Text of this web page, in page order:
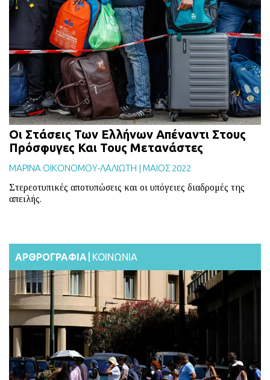
BLOG
ABOUT
ΕΠΙΚΟΙΝΩΝΙΑ
ΕΚΔΟΣΕΙΣ
Οι Στάσεις Των Ελλήνων Απέναντι Στους
Πρόσφυγες Και Τους Μετανάστες
ΜΑΡΙΝΑ ΟΙΚΟΝΟΜΟΥ-ΛΑΛΙΩΤΗ | ΜΑΙΟΣ 2022
Στερεοτυπικές αποτυπώσεις και οι υπόγειες διαδρομές της
απειλής.
ΑΡΘΡΟΓΡΑΦΙΑ ΚΟΙΝΩΝΙΑ